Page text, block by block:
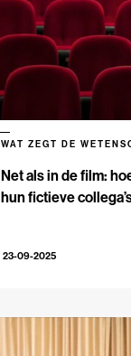
Net als in de film:
hun fictieve
WAT ZEGT DE
23-09-2025